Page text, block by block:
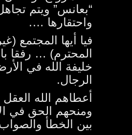
“بعانس” ويتم تجاهل
واحتقارها ….
فيا أيها المجتمع (غير
المحترم) … رفقا
خليفة الله في
الرجال.
أعطاهم الله
ومنحهم الحق في
بين الخطأ